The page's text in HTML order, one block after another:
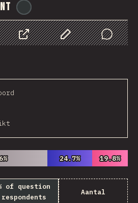
Share Customize Data
Comments
24.7%
24.7% 19.8%
19.8%
of question
respondents
Aantal